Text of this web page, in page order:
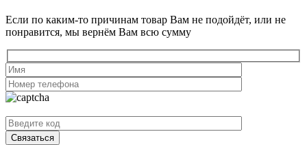
Если по каким-то причинам товар Вам не подойдёт, или не
понравится, мы вернём Вам всю сумму